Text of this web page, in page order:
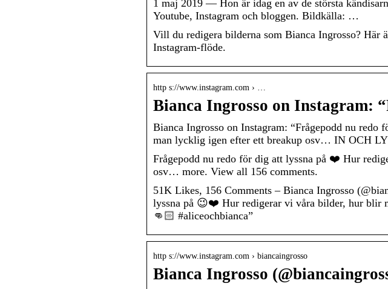
1 maj 2019 — Hon är idag en av de största
Youtube, Instagram och bloggen. Bildkälla: …
Vill du redigera bilderna som Bianca Ingrosso? Här
Instagram-flöde.
http s://www.instagram.com › …
Bianca Ingrosso on Instagram:
Bianca Ingrosso on Instagram: “Frågepodd nu
man lycklig igen efter ett breakup osv… IN OCH
Frågepodd nu redo för dig att lyssna på ❤️ Hur
osv… more. View all 156 comments.
51K Likes, 156 Comments – Bianca Ingrosso
lyssna på 😉❤️ Hur redigerar vi våra bilder, hur
👊🏻 #aliceochbianca”
http s://www.instagram.com › biancaingrosso
Bianca Ingrosso